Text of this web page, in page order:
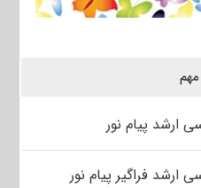
ارشد پیام نور
ارشد فراگیر پیام نور